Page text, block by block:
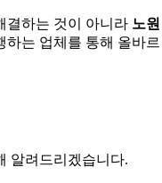
결하는 것이 아니라 노원
하는 업체를 통해 올바르
알려드리겠습니다.